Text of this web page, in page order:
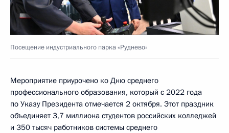
Посещение индустриального парка «Руднево»
Мероприятие приурочено ко Дню среднего
профессионального образования, который с 2022 года
по Указу Президента отмечается 2 октября. Этот праздник
объединяет 3,7 миллиона студентов российских колледжей
и 350 тысяч работников системы среднего